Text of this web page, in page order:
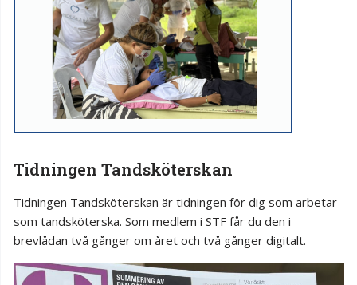
Tidningen Tandsköterskan
Tidningen Tandsköterskan är tidningen för dig som arbetar
som tandsköterska. Som medlem i STF får du den i
brevlådan två gånger om året och två gånger digitalt.